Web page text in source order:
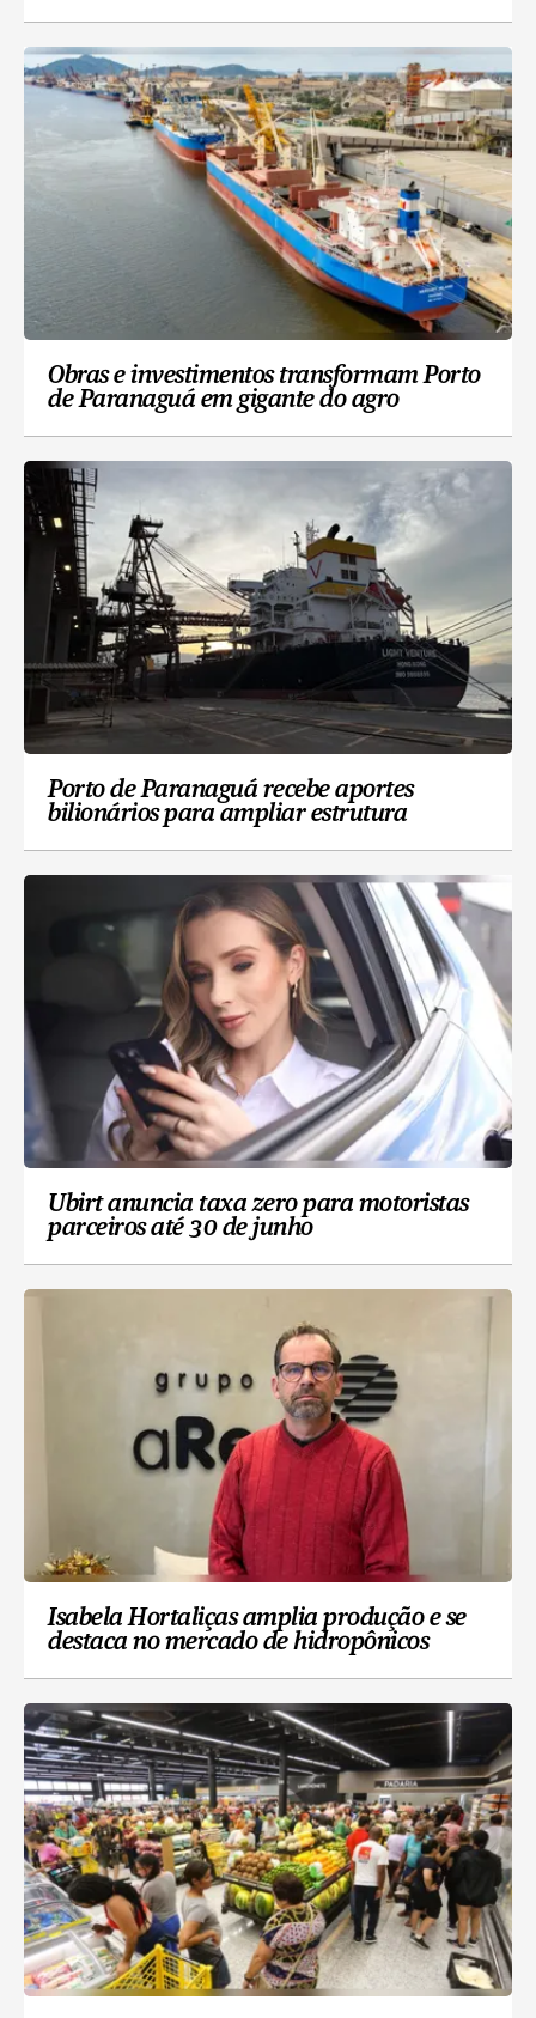
Obras e investimentos transformam Porto
de Paranaguá em gigante do agro
Porto de Paranaguá recebe aportes
bilionários para ampliar estrutura
Ubirt anuncia taxa zero para motoristas
parceiros até 30 de junho
Isabela Hortaliças amplia produção e se
destaca no mercado de hidropônicos